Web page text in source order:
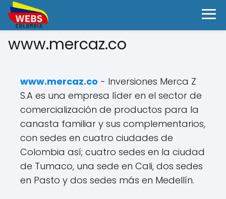
www.mercaz.co
www.mercaz.co - Inversiones Merca Z
S.A es una empresa líder en el sector de
comercialización de productos para la
canasta familiar y sus complementarios,
con sedes en cuatro ciudades de
Colombia así; cuatro sedes en la ciudad
de Tumaco, una sede en Cali, dos sedes
en Pasto y dos sedes más en Medellín.